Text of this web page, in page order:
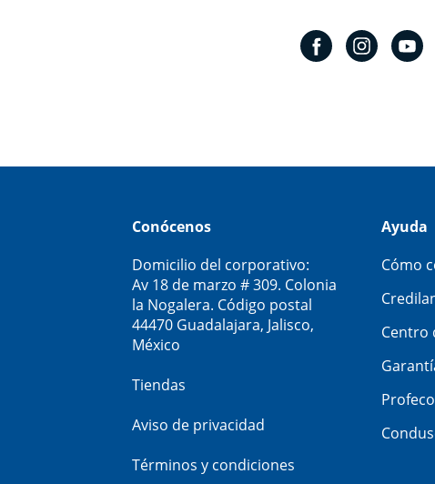
Conócenos
Domicilio del corporativo:
Av 18 de marzo # 309. Colonia
la Nogalera. Código postal
44470 Guadalajara, Jalisco,
México
Tiendas
Aviso de privacidad
Términos y condiciones
Ayuda
Cómo
Centro
Profeco